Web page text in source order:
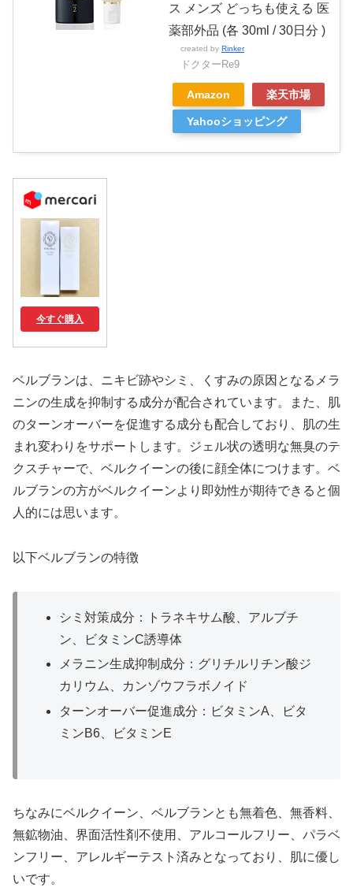
ス メンズ どっちも使える 医
薬部外品 (各 30ml / 30日分 )
created by Rinker
ドクターRe9
Amazon 楽天市場
Yahooショッピング
今すぐ購入
ベルブランは、ニキビ跡やシミ、くすみの原因となるメラ
ニンの生成を抑制する成分が配合されています。また、肌
のターンオーバーを促進する成分も配合しており、肌の生
まれ変わりをサポートします。ジェル状の透明な無臭のテ
クスチャーで、ベルクイーンの後に顔全体につけます。ベ
ルブランの方がベルクイーンより即効性が期待できると個
人的には思います。
以下ベルブランの特徴
シミ対策成分：トラネキサム酸、アルブチ
ン、ビタミンC誘導体
メラニン生成抑制成分：グリチルリチン酸ジ
カリウム、カンゾウフラボノイド
ターンオーバー促進成分：ビタミンA、ビタ
ミンB6、ビタミンE
ちなみにベルクイーン、ベルブランとも無着色、無香料、
無鉱物油、界面活性剤不使用、アルコールフリー、パラベ
ンフリー、アレルギーテスト済みとなっており、肌に優し
いです。